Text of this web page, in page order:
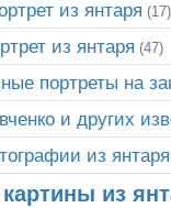
из янтаря (17)
из янтаря (47)
портреты на
из янтаря
из